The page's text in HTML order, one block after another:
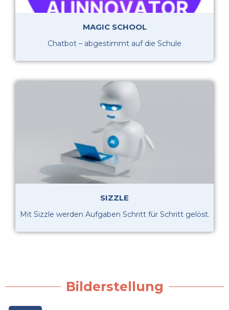
MAGIC SCHOOL
Chatbot – abgestimmt auf die Schule
SIZZLE
Mit Sizzle werden Aufgaben Schritt für Schritt gelöst.
Bilderstellung